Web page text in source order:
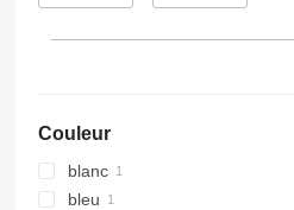
5820
6090
6100
6475
6480
6485
Couleur
blanc
bleu